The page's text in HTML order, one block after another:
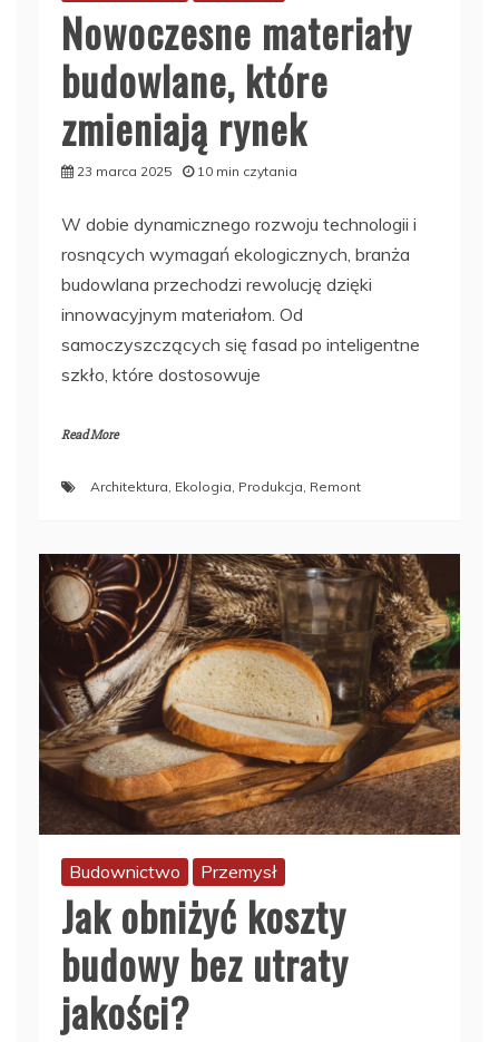
Nowoczesne materiały
budowlane, które
zmieniają rynek
23 marca 2025 10 min czytania
W dobie dynamicznego rozwoju technologii i
rosnących wymagań ekologicznych, branża
budowlana przechodzi rewolucję dzięki
innowacyjnym materiałom. Od
samoczyszczących się fasad po inteligentne
szkło, które dostosowuje
Read More
Architektura Ekologia Produkcja Remont
Budownictwo Przemysł
Jak obniżyć koszty
budowy bez utraty
jakości?